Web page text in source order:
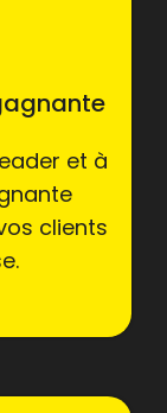
et à
clients